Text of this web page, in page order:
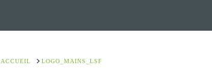
ACCUEIL LOGO_MAINS_LSF